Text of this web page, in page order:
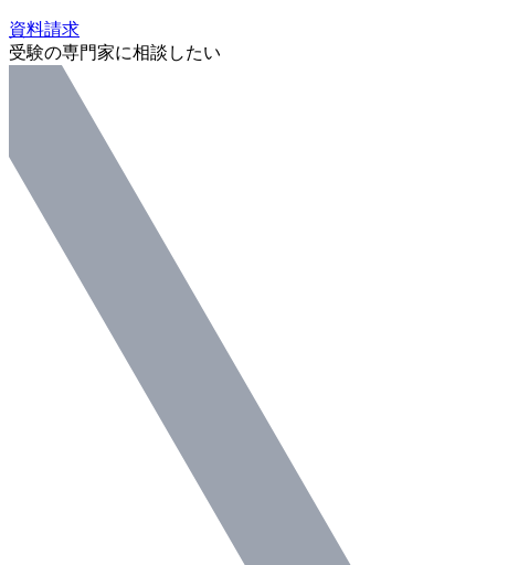
資料請求
受験の専門家に相談したい